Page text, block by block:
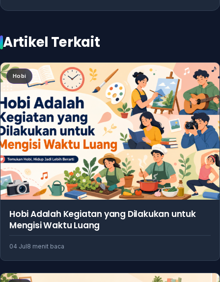
Artikel Terkait
Hobi
Hobi Adalah Kegiatan yang Dilakukan untuk
Mengisi Waktu Luang
04 Jul8 menit baca